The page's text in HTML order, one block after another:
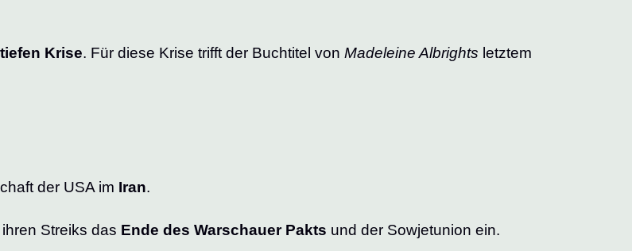
tiefen Krise. Für diese Krise trifft der Buchtitel von Madeleine Albrights letztem
der USA im Iran.
Streiks das Ende des Warschauer Pakts und der Sowjetunion ein.